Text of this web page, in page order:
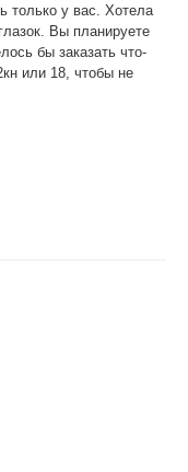
только у вас. Хотела
Вы планируете
бы заказать что-
или 18, чтобы не